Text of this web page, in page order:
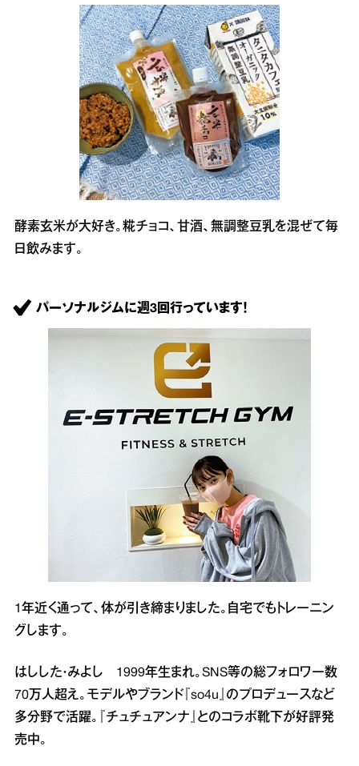
酵素玄米が大好き。糀チョコ、甘酒、無調整豆乳を混ぜて毎
日飲みます。
パーソナルジムに週3回行っています！
1年近く通って、体が引き締まりました。自宅でもトレーニン
グします。
はしした・みよし 1999年生まれ。SNS等の総フォロワー数
70万人超え。モデルやブランド『so4u』のプロデュースなど
多分野で活躍。『チュチュアンナ』とのコラボ靴下が好評発
売中。